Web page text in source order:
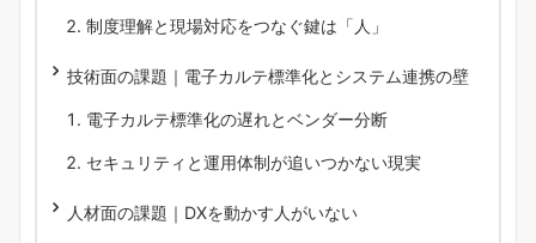
制度理解と現場対応をつなぐ鍵は「人」
技術面の課題｜電子カルテ標準化とシステム連携の壁
電子カルテ標準化の遅れとベンダー分断
セキュリティと運用体制が追いつかない現実
人材面の課題｜DXを動かす人がいない